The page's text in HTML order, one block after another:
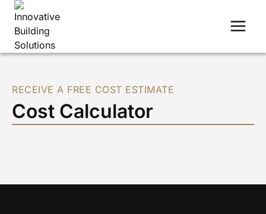
Skip
content
RECEIVE A FREE COST ESTIMATE
Cost Calculator